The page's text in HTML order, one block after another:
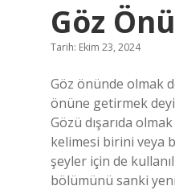
Göz
Tarih: Ekim 23, 2024
Göz önünde olmak
önüne getirmek
Gözü dışarıda
kelimesi birini veya
şeyler için de
bölümünü sanki